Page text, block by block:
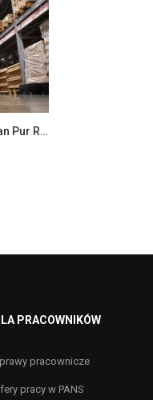
Stażysta w Dziale Transportu – Van Pur Rakszawa
PRACOWNIKÓW
pracownicze
pracy w PANS